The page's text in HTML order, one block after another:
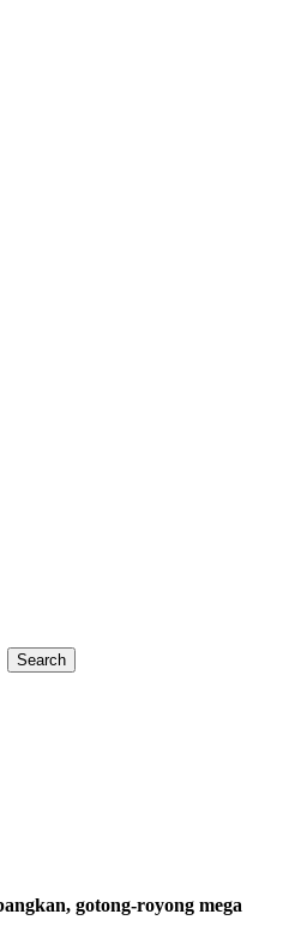
Search
gotong-royong mega